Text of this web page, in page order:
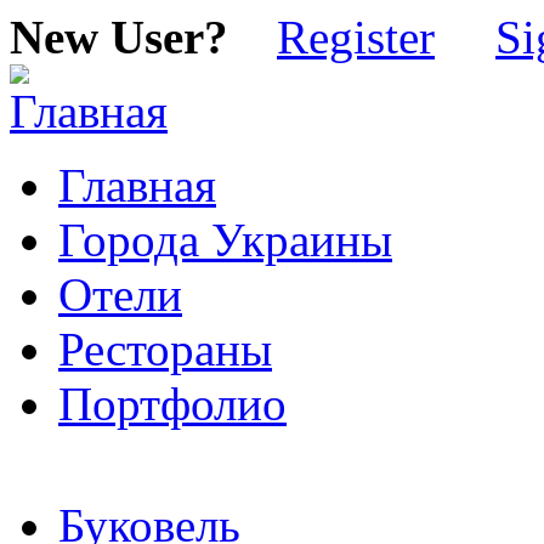
New User? Register
Главная
Города Украины
Отели
Рестораны
Портфолио
Буковель